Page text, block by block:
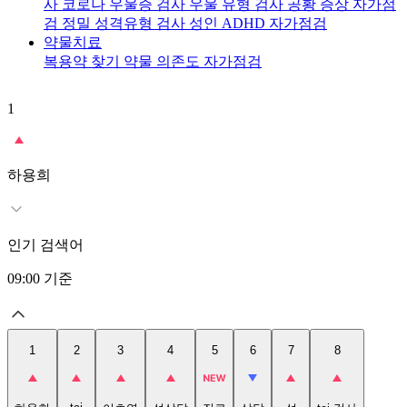
사 코로나 우울증 검사 우울 유형 검사 공황 증상 자가점
검 정밀 성격유형 검사 성인 ADHD 자가점검
약물치료
복용약 찾기 약물 의존도 자가점검
1
하용희
인기 검색어
09:00 기준
1 2 3 4 5 6 7 8